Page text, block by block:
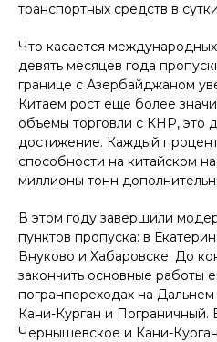
транспортных средств в
Что касается
девять месяцев года
границе с Азербайджаном
Китаем рост еще более
объемы торговли с КНР, это
достижение. Каждый
способности на китайском
миллионы тонн
В этом году завершили
пунктов пропуска: в
Внуково и Хабаровске. До
закончить основные работы
погранпереходах на
Кани-Курган и Пограничный.
Чернышевское и Кани-